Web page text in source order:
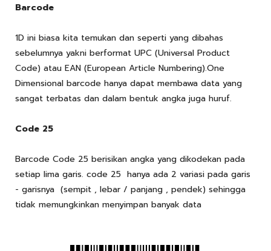
Barcode
1D ini biasa kita temukan dan seperti yang dibahas
sebelumnya yakni berformat UPC (Universal Product
Code) atau EAN (European Article Numbering).One
Dimensional barcode hanya dapat membawa data yang
sangat terbatas dan dalam bentuk angka juga huruf.
Code 25
Barcode Code 25 berisikan angka yang dikodekan pada
setiap lima garis. code 25 hanya ada 2 variasi pada garis
- garisnya (sempit , lebar / panjang , pendek) sehingga
tidak memungkinkan menyimpan banyak data